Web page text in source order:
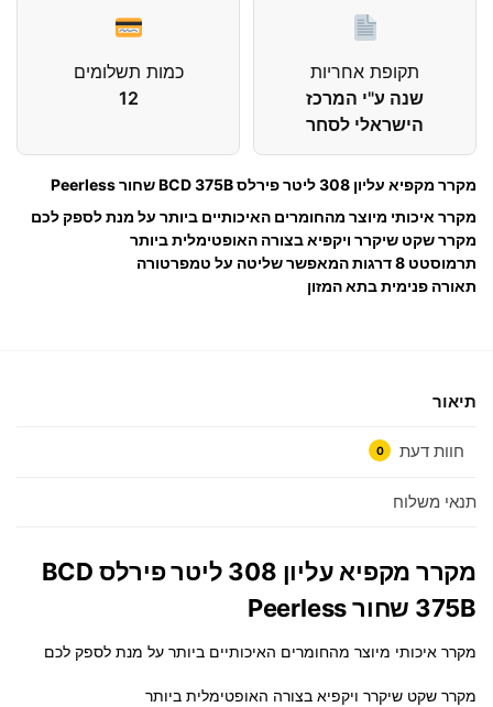
תקופת אחריות
שנה ע"י המרכז
הישראלי לסחר
כמות תשלומים
12
מקרר מקפיא עליון 308 ליטר פירלס BCD 375B שחור Peerless
מקרר איכותי מיוצר מהחומרים האיכותיים ביותר על מנת לספק לכם
מקרר שקט שיקרר ויקפיא בצורה האופטימלית ביותר
תרמוסטט 8 דרגות המאפשר שליטה על טמפרטורה
תאורה פנימית בתא המזון
תיאור
חוות דעת 0
תנאי משלוח
מקרר מקפיא עליון 308 ליטר פירלס BCD
375B שחור Peerless
מקרר איכותי מיוצר מהחומרים האיכותיים ביותר על מנת לספק לכם
מקרר שקט שיקרר ויקפיא בצורה האופטימלית ביותר